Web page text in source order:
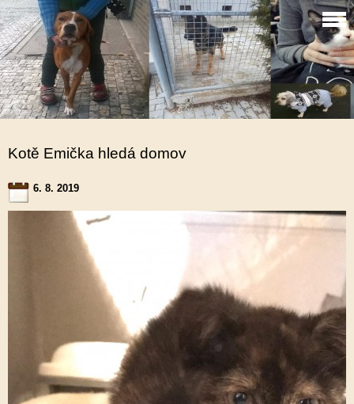
Kotě Emička hledá domov
6. 8. 2019